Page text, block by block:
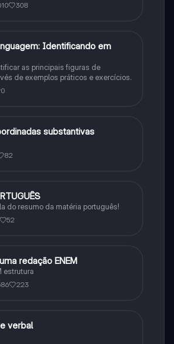
308
Identificando em
as principais figuras de
de exemplos práticos e exercícios.
0
substantivas
82
do resumo da matéria português!
52
redação ENEM
estrutura
223
verbal